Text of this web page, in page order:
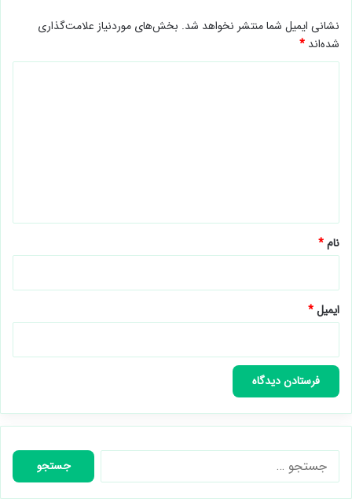
نشانی ایمیل شما منتشر نخواهد شد. بخش‌های موردنیاز علامت‌گذاری
شده‌اند *
نام*
ایمیل*
جستجو
برای: